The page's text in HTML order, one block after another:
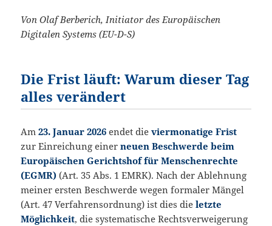
Von Olaf Berberich, Initiator des Europäischen
Digitalen Systems (EU-D-S)
Die Frist läuft: Warum dieser Tag
alles verändert
Am23. Januar 2026 endet dieviermonatige Frist
zur Einreichung einerneuen Beschwerde beim
Europäischen Gerichtshof für Menschenrechte
(EGMR) (Art. 35 Abs. 1 EMRK). Nach der Ablehnung
meiner ersten Beschwerde wegen formaler Mängel
(Art. 47 Verfahrensordnung) ist dies dieletzte
Möglichkeit, die systematische Rechtsverweigerung